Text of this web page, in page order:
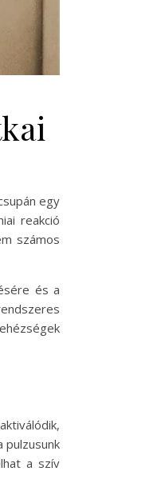
egy
reakció
számos
és a
a szív